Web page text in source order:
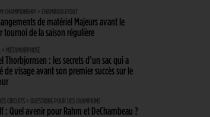
CHAMPIONSHIP > CHAMBOULETOUT
de matériel Majeurs avant le
tournoi de la saison régulière
> MÉTAMORPHOSE
Thorbjornsen : les secrets d’un sac qui a
de visage avant son premier succès sur le
CIRCUITS > QUESTIONS POUR DES CHAMPIONS
: Quel avenir pour Rahm et DeChambeau ?